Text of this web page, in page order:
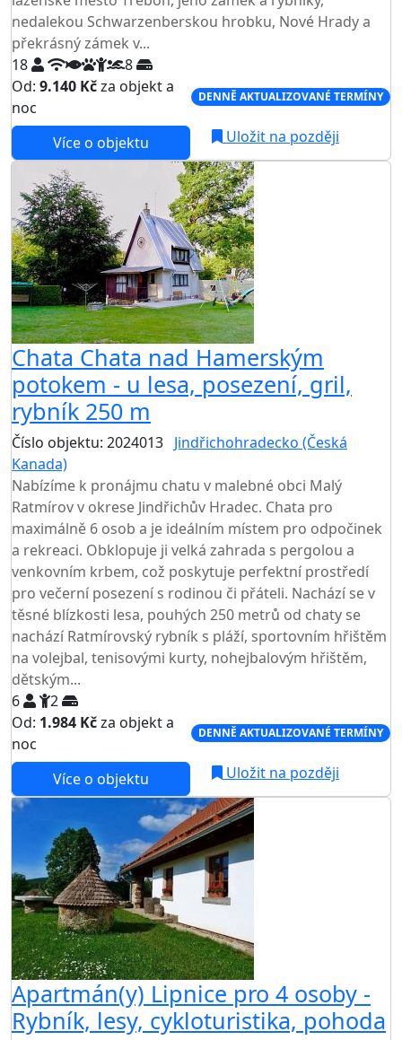
nedalekou Schwarzenberskou hrobku, Nové Hrady a
překrásný zámek v...
18
8
Od: 9.140 Kčza objekt a
noc
DENNĚ AKTUALIZOVANÉ TERMÍNY
Více o objektu Uložit na později
Chata Chata nad Hamerským
potokem - u lesa, posezení, gril,
rybník 250 m
Číslo objektu: 2024013 Jindřichohradecko (Česká
Kanada)
Nabízíme k pronájmu chatu v malebné obci Malý
Ratmírov v okrese Jindřichův Hradec. Chata pro
maximálně 6 osob a je ideálním místem pro odpočinek
a rekreaci. Obklopuje ji velká zahrada s pergolou a
venkovním krbem, což poskytuje perfektní prostředí
pro večerní posezení s rodinou či přáteli. Nachází se v
těsné blízkosti lesa, pouhých 250 metrů od chaty se
nachází Ratmírovský rybník s pláží, sportovním hřištěm
na volejbal, tenisovými kurty, nohejbalovým hřištěm,
dětským...
6
2
Od: 1.984 Kčza objekt a
noc
DENNĚ AKTUALIZOVANÉ TERMÍNY
Více o objektu Uložit na později
Apartmán(y) Lipnice pro 4 osoby -
Rybník, lesy, cykloturistika, pohoda